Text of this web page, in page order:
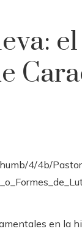
en la